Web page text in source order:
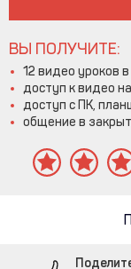
ВЫ ПОЛУЧИТЕ:
12 видео уроков в
доступ к видео
доступ с ПК,
общение в